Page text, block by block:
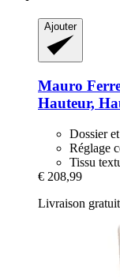
Ajouter
Mauro
Hauteur,
Dossier
Réglage
Tissu
€ 208,99
Livraison